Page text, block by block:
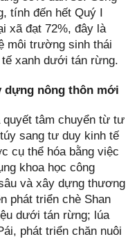
tính đến hết Quý I
xã đạt 72%, đây là
môi trường sinh thái
xanh dưới tán rừng.
nông thôn mới
tâm chuyển từ tư
sang tư duy kinh tế
cụ thể hóa bằng việc
khoa học công
và xây dựng thương
phát triển chè Shan
dưới tán rừng; lúa
phát triển chăn nuôi